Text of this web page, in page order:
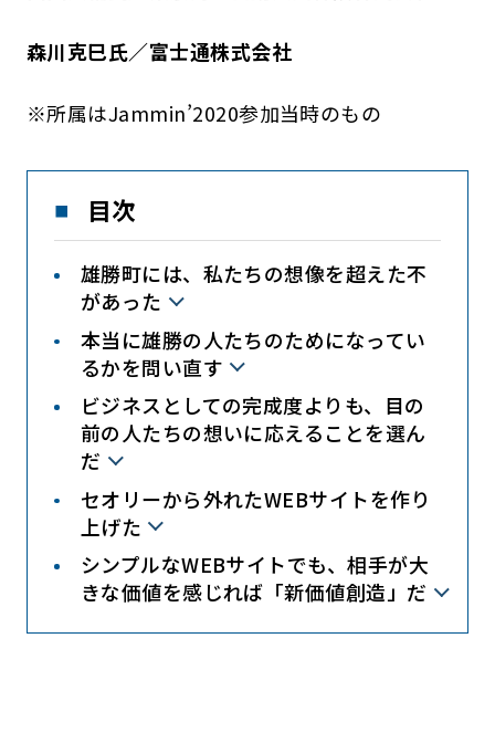
森川克巳氏／富士通株式会社
※所属はJammin’2020参加当時のもの
目次
雄勝町には、私たちの想像を超えた不
があった
本当に雄勝の人たちのためになってい
るかを問い直す
ビジネスとしての完成度よりも、目の
前の人たちの想いに応えることを選ん
だ
セオリーから外れたWEBサイトを作り
上げた
シンプルなWEBサイトでも、相手が大
きな価値を感じれば「新価値創造」だ